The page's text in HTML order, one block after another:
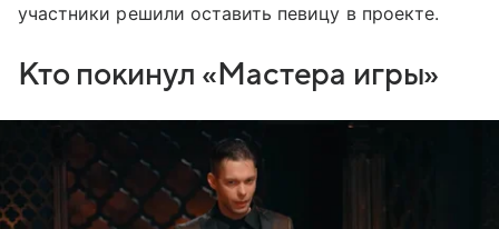
участники решили оставить певицу в проекте.
Кто покинул «Мастера игры»